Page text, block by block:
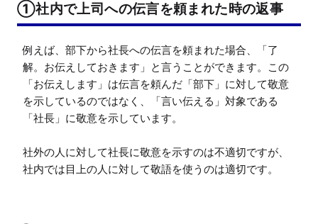
①社内で上司への伝言を頼まれた時の返事
例えば、部下から社長への伝言を頼まれた場合、「了
解。お伝えしておきます」と言うことができます。この
「お伝えします」は伝言を頼んだ「部下」に対して敬意
を示しているのではなく、「言い伝える」対象である
「社長」に敬意を示しています。
社外の人に対して社長に敬意を示すのは不適切ですが、
社内では目上の人に対して敬語を使うのは適切です。